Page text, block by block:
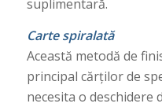
suplimentară.
Carte spiralată
Această metodă de
principal cărților de
necesita o deschidere